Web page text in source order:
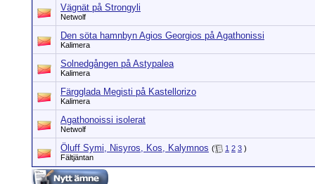
Vägnät på Strongyli
Netwolf
Den söta hamnbyn Agios Georgios på Agathonissi
Kalimera
Solnedgången på Astypalea
Kalimera
Färgglada Megisti på Kastellorizo
Kalimera
Agathonoissi isolerat
Netwolf
Öluff Symi, Nisyros, Kos, Kalymnos ( 1 2 3 )
Fältjäntan